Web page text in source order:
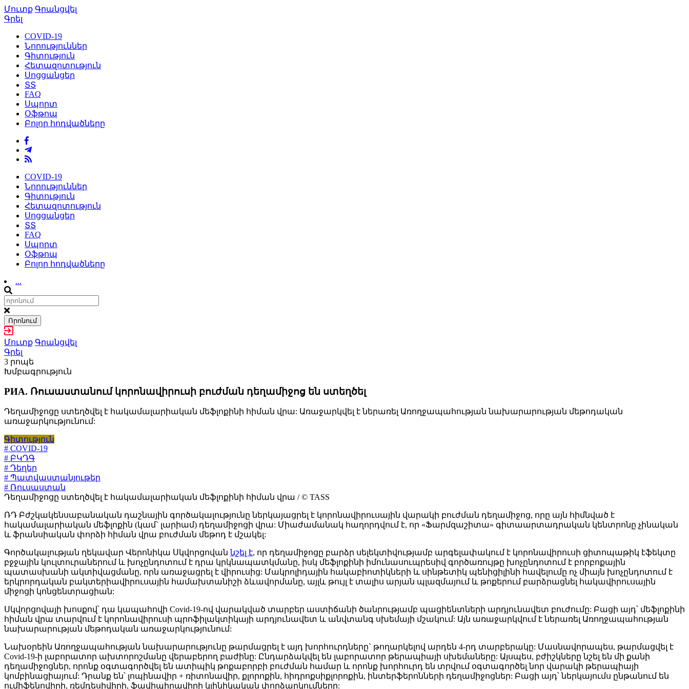
Մուտք Գրանցվել
Գրել
COVID-19
Նորություններ
Գիտություն
Հետազոտություն
Սոցցանցեր
ՏՏ
FAQ
Սպորտ
Օֆթոպ
Բոլոր հոդվածները
COVID-19
Նորություններ
Գիտություն
Հետազոտություն
Սոցցանցեր
ՏՏ
FAQ
Սպորտ
Օֆթոպ
Բոլոր հոդվածները
...
Որոնում
Մուտք Գրանցվել
Գրել
3 րոպե
Խմբագրություն
РИА. Ռուսաստանում կորոնավիրուսի բուժման դեղամիջոց են ստեղծել
Դեղամիջոցը ստեղծվել է հակամալարիական մեֆլոքինի հիման վրա: Առաջարկվել է ներառել Առողջապահության նախարարության մեթոդական
առաջարկությունում:
Գիտություն
# COVID-19
# ԲԿԴԳ
# Դեղեր
# Պատվաստանյութեր
# Ռուսաստան
Դեղամիջոցը ստեղծվել է հակամալարիական մեֆլոքինի հիման վրա / © TASS
ՌԴ Բժշկակենսաբանական դաշնային գործակալությունը ներկայացրել է կորոնավիրուսային վարակի բուժման դեղամիջոց, որը այն հիմնված է
հակամալարիական մեֆլոքին (կամ` լարիամ) դեղամիջոցի վրա: Միաժամանակ հաղորդվում է, որ «Ֆարմզաշիտա» գիտաարտադրական կենտրոնը չինական
և ֆրանսիական փորձի հիման վրա բուժման մեթոդ է մշակել:
Գործակալության ղեկավար Վերոնիկա Սկվորցովաննշել է, որ դեղամիջոցը բարձր սելեկտիվությամբ արգելափակում է կորոնավիրուսի ցիտոպաթիկ էֆեկտը
բջջային կուլտուրաներում և խոչընդոտում է դրա կրկնապատկմանը, իսկ մեֆլոքինի իմունասուպրեսիվ գործառույթը խոչընդոտում է բորբոքային
պատասխանի ակտիվացմանը, որն առաջացրել է վիրուսից: Մակրոլիդային հակաբիոտիկների և սինթետիկ պենիցիլինի հավելումը ոչ միայն խոչընդոտում է
երկրորդական բակտերիավիրուսային համախտանիշի ձևավորմանը, այլև թույլ է տալիս արյան պլազմայում և թոքերում բարձրացնել հակավիրուսային
միջոցի կոնցենտրացիան:
Սկվորցովայի խոսքով՝ դա կապահովի Covid-19-ով վարակված տարբեր աստիճանի ծանրությամբ պացիենտների արդյունավետ բուժումը: Բացի այդ՝ մեֆլոքինի
հիման վրա տարվում է կորոնավիրուսի պրոֆիլակտիկայի արդյունավետ և անվտանգ սխեմայի մշակում: Այն առաջարկվում է ներառել Առողջապահության
նախարարության մեթոդական առաջարկությունում:
Նախօրեին Առողջապահության նախարարությունը թարմացրել է այդ խորհուրդները` թողարկելով արդեն 4-րդ տարբերակը: Մասնավորապես, թարմացվել է
Covid-19-ի լաբորատոր ախտորոշմանը վերաբերող բաժինը: Ընդարձակվել են լաբորատոր թերապիայի սխեմաները: Այսպես, բժիշկները նշել են մի քանի
դեղամիջոցներ, որոնք օգտագործվել են ատիպիկ թոքաբորբի բուժման համար և որոնք խորհուրդ են տրվում օգտագործել նոր վարակի թերապիայի
կոմբինացիայում: Դրանք են՝ լոպինավիր + ռիտոնավիր, քլորոքին, հիդրոքսիքլորոքին, ինտերֆերոնների դեղամիջոցներ: Բացի այդ՝ ներկայումս ընթանում են
ումիֆենովիրի, ռեմդեսիվիրի, ֆավիպիրավիրի կլինիկական փորձարկումները: